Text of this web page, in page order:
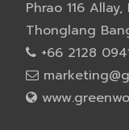
Phrao 116
Thonglang
+66 2128